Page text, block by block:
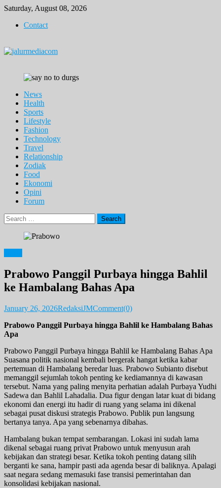
Skip
content
Saturday, August 08, 2026
Contact
News
Health
Sports
Lifestyle
Fashion
Technology
Travel
Relationship
Zodiak
Food
Ekonomi
Opini
Forum
Search
for:
Prabowo Panggil Purbaya hingga Bahlil
ke Hambalang Bahas Apa
January 26, 2026RedaksiJMComment(0)
Prabowo Panggil Purbaya hingga Bahlil ke Hambalang Bahas
Apa
Prabowo Panggil Purbaya hingga Bahlil ke Hambalang Bahas Apa
Suasana politik nasional kembali bergerak hangat ketika kabar
pertemuan di Hambalang beredar luas. Prabowo Subianto disebut
memanggil sejumlah tokoh penting ke kediamannya di kawasan
tersebut. Nama yang paling menyita perhatian adalah Purbaya Yudhi
Sadewa dan Bahlil Lahadalia. Dua figur dengan latar kuat di bidang
ekonomi dan energi itu hadir di ruang yang selama ini dikenal
sebagai pusat diskusi strategis Prabowo. Publik pun langsung
bertanya tanya. Apa yang sebenarnya dibahas.
Hambalang bukan tempat sembarangan. Lokasi ini sudah lama
dikenal sebagai ruang privat Prabowo untuk menyusun arah
kebijakan dan strategi besar. Ketika tokoh penting datang silih
berganti ke sana, hampir pasti ada agenda besar di baliknya. Apalagi
saat negara sedang memasuki fase transisi pemerintahan dan
konsolidasi kebijakan nasional.